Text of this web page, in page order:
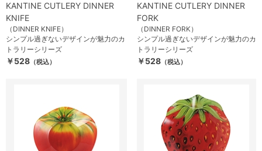
KANTINE CUTLERY DINNER
KNIFE
（DINNER KNIFE）
シンプル過ぎないデザインが魅力のカ
トラリーシリーズ
￥528 （税込）
KANTINE CUTLERY DINNER
FORK
（DINNER FORK）
シンプル過ぎないデザインが魅力のカ
トラリーシリーズ
￥528 （税込）